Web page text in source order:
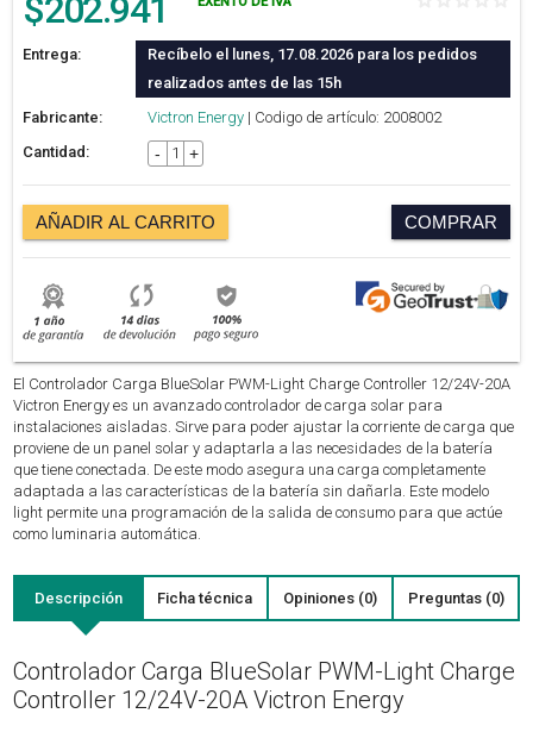
$202.941
Entrega:
Recíbelo el lunes, 17.08.2026 para los pedidos
realizados antes de las 15h
Fabricante:
Victron Energy | Codigo de artículo: 2008002
Cantidad:
- +
AÑADIR AL CARRITO COMPRAR
El Controlador Carga BlueSolar PWM-Light Charge Controller 12/24V-20A
Victron Energy es un avanzado controlador de carga solar para
instalaciones aisladas. Sirve para poder ajustar la corriente de carga que
proviene de un panel solar y adaptarla a las necesidades de la batería
que tiene conectada. De este modo asegura una carga completamente
adaptada a las características de la batería sin dañarla. Este modelo
light permite una programación de la salida de consumo para que actúe
como luminaria automática.
Descripción Ficha técnica Opiniones (0) Preguntas (0)
Controlador Carga BlueSolar PWM-Light Charge
Controller 12/24V-20A Victron Energy